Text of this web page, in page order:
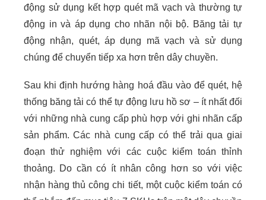
động sử dụng kết hợp quét mã vạch và thường tự
động in và áp dụng cho nhãn nội bộ. Băng tải tự
động nhận, quét, áp dụng mã vạch và sử dụng
chúng để chuyển tiếp xa hơn trên dây chuyền.
Sau khi định hướng hàng hoá đầu vào để quét, hệ
thống băng tải có thể tự động lưu hồ sơ – ít nhất đối
với những nhà cung cấp phù hợp với ghi nhãn cấp
sản phẩm. Các nhà cung cấp có thể trải qua giai
đoạn thử nghiệm với các cuộc kiểm toán thỉnh
thoảng. Do cần có ít nhân công hơn so với việc
nhận hàng thủ công chi tiết, một cuộc kiểm toán có